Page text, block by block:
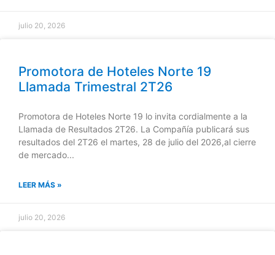
julio 20, 2026
Promotora de Hoteles Norte 19
Llamada Trimestral 2T26
Promotora de Hoteles Norte 19 lo invita cordialmente a la
Llamada de Resultados 2T26. La Compañía publicará sus
resultados del 2T26 el martes, 28 de julio del 2026,al cierre
de mercado...
LEER MÁS »
julio 20, 2026